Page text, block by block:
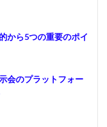
から5つの重要のポイ
会のプラットフォー